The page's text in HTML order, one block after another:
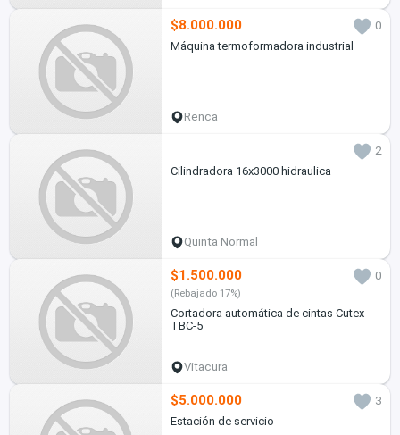
$8.000.000
0
Máquina termoformadora industrial
Renca
2
Cilindradora 16x3000 hidraulica
Quinta Normal
$1.500.000 0
(Rebajado 17%)
Cortadora automática de cintas Cutex
TBC-5
Vitacura
$5.000.000
3
Estación de servicio